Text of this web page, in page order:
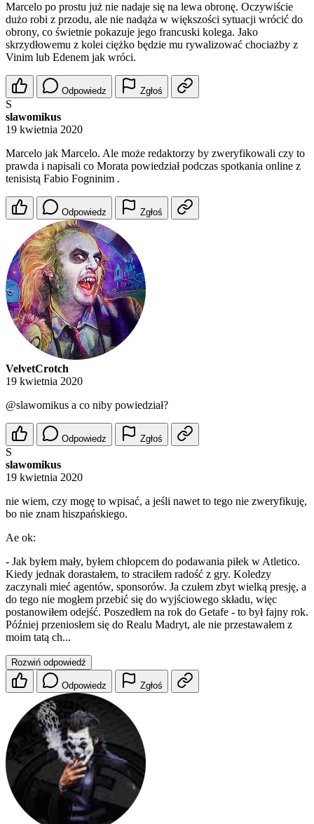
Marcelo po prostu już nie nadaje się na lewa obronę. Oczywiście
dużo robi z przodu, ale nie nadąża w większości sytuacji wrócić do
obrony, co świetnie pokazuje jego francuski kolega. Jako
skrzydłowemu z kolei ciężko będzie mu rywalizować chociażby z
Vinim lub Edenem jak wróci.
Odpowiedz Zgłoś
S
slawomikus
19 kwietnia 2020
Marcelo jak Marcelo. Ale może redaktorzy by zweryfikowali czy to
prawda i napisali co Morata powiedział podczas spotkania online z
tenisistą Fabio Fogninim .
Odpowiedz Zgłoś
VelvetCrotch
19 kwietnia 2020
@slawomikus a co niby powiedział?
Odpowiedz Zgłoś
S
slawomikus
19 kwietnia 2020
nie wiem, czy mogę to wpisać, a jeśli nawet to tego nie zweryfikuję,
bo nie znam hiszpańskiego.
Ae ok:
- Jak byłem mały, byłem chłopcem do podawania piłek w Atletico.
Kiedy jednak dorastałem, to straciłem radość z gry. Koledzy
zaczynali mieć agentów, sponsorów. Ja czułem zbyt wielką presję, a
do tego nie mogłem przebić się do wyjściowego składu, więc
postanowiłem odejść. Poszedłem na rok do Getafe - to był fajny rok.
Później przeniosłem się do Realu Madryt, ale nie przestawałem z
moim tatą ch...
Rozwiń odpowiedź
Odpowiedz Zgłoś